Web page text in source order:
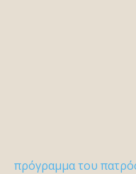
πρόγραμμα του